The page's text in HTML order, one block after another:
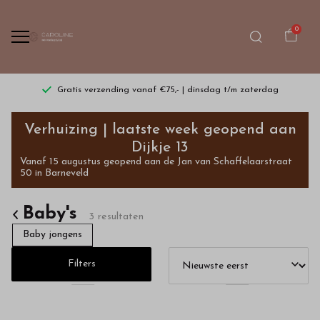
0
Gratis verzending vanaf €75,- | dinsdag t/m zaterdag
Exclusieve
babykleding
shopt
u
in
Verhuizing | laatste week geopend aan
Dijkje 13
Vanaf 15 augustus geopend aan de Jan van Schaffelaarstraat
50 in Barneveld
Baby's
3 resultaten
Baby jongens
Filters